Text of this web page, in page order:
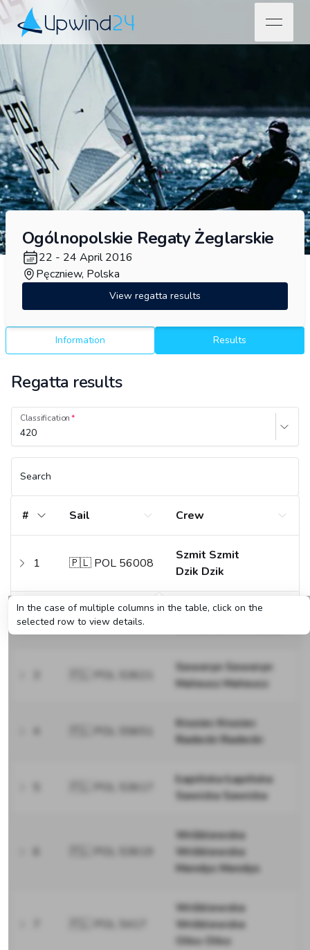
Upwind24
open
Ogólnopolskie Regaty Żeglarskie
22 - 24 April 2016
Pęczniew, Polska
View regatta results
Information Results
Regatta results
Classification
420
Search
# Sail Crew
1 🇵🇱 POL 56008
Szmit Szmit
Dzik Dzik
2 🇵🇱 POL 55652
Urbaś Urbaś
Seweryn Seweryn
Mateusz Mateusz
Krusiec Krusiec
Radecki Radecki
Łapińska Łapińska
Sawicka Sawicka
Wróblewska
Wróblewska
Mendys Mendys
Wróblewska
Wróblewska
Olko Olko
In the case of multiple columns in the table, click on the
selected row to view details.